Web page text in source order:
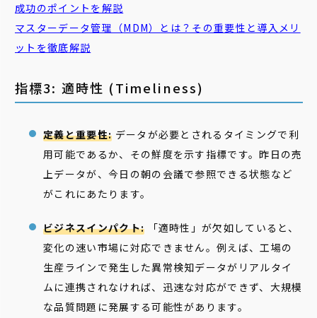
成功のポイントを解説
マスターデータ管理（MDM）とは？その重要性と導入メリ
ットを徹底解説
指標3: 適時性 (Timeliness)
定義と重要性: データが必要とされるタイミングで利
用可能であるか、その鮮度を示す指標です。昨日の売
上データが、今日の朝の会議で参照できる状態など
がこれにあたります。
ビジネスインパクト: 「適時性」が欠如していると、
変化の速い市場に対応できません。例えば、工場の
生産ラインで発生した異常検知データがリアルタイ
ムに連携されなければ、迅速な対応ができず、大規模
な品質問題に発展する可能性があります。